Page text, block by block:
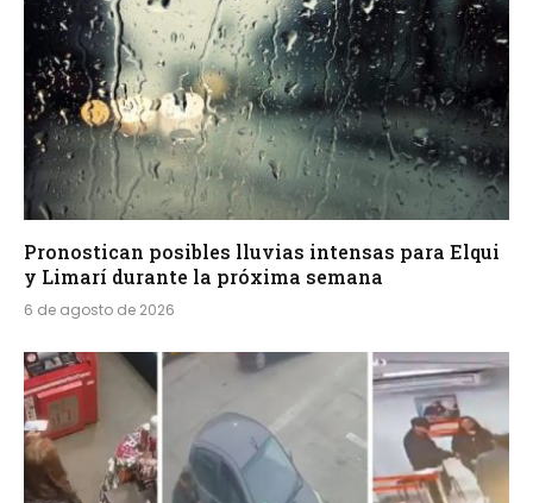
Pronostican posibles lluvias intensas para Elqui
y Limarí durante la próxima semana
6 de agosto de 2026